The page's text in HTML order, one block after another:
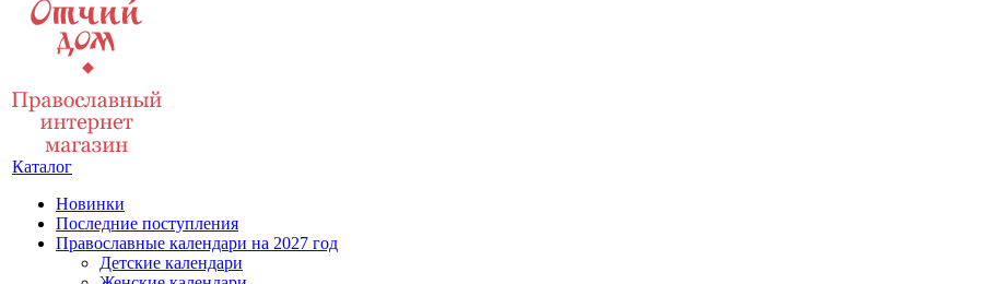
Каталог
Новинки
Последние поступления
Православные календари на 2027 год
Детские календари